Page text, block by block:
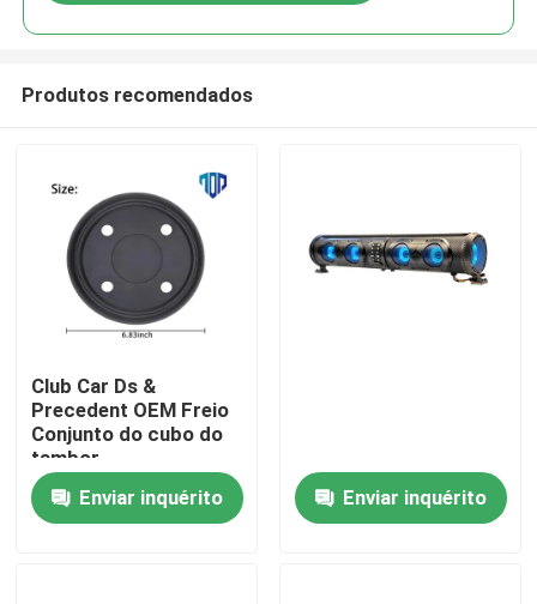
Casa
Produtos
Produtos recomendados
Club Car Ds &
Precedent OEM Freio
Conjunto do cubo do
tambor
Enviar inquérito
Enviar inquérito